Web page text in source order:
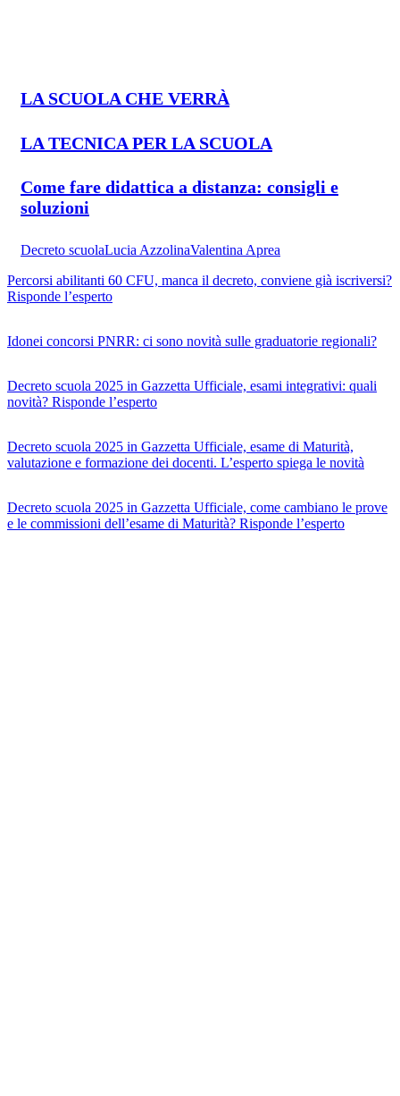
LA SCUOLA CHE VERRÀ
LA TECNICA PER LA SCUOLA
Come fare didattica a distanza: consigli e
soluzioni
Decreto scuolaLucia AzzolinaValentina Aprea
Percorsi abilitanti 60 CFU, manca il decreto, conviene già iscriversi?
Risponde l’esperto
Idonei concorsi PNRR: ci sono novità sulle graduatorie regionali?
Decreto scuola 2025 in Gazzetta Ufficiale, esami integrativi: quali
novità? Risponde l’esperto
Decreto scuola 2025 in Gazzetta Ufficiale, esame di Maturità,
valutazione e formazione dei docenti. L’esperto spiega le novità
Decreto scuola 2025 in Gazzetta Ufficiale, come cambiano le prove
e le commissioni dell’esame di Maturità? Risponde l’esperto